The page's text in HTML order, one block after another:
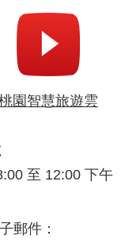
園智慧旅遊雲
至 12:00 下午
郵件：